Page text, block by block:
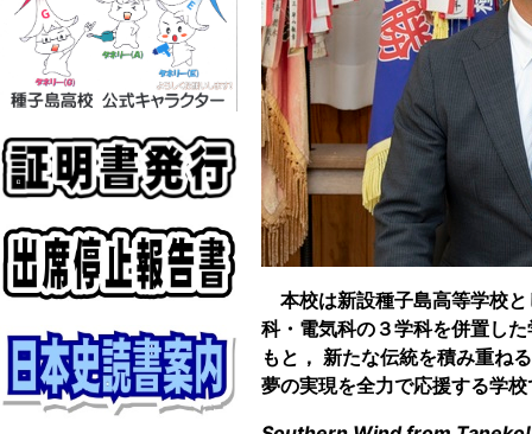
本校は新設種子島高等学校
科・電気科の３学科を併置し
もと， 新たな伝統を積み重ね
夢の実現を全力で応援する学